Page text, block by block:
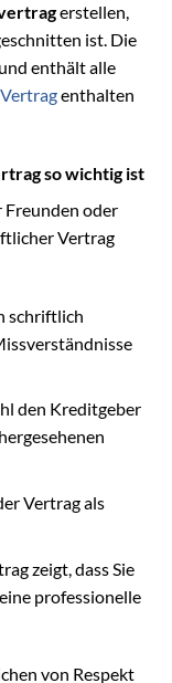
erstellen,
ist. Die
enthält alle
Vertragenthalten
so wichtig ist
Freunden oder
Vertrag
schriftlich
den Kreditgeber
Vertrag als
zeigt, dass Sie
professionelle
von Respekt